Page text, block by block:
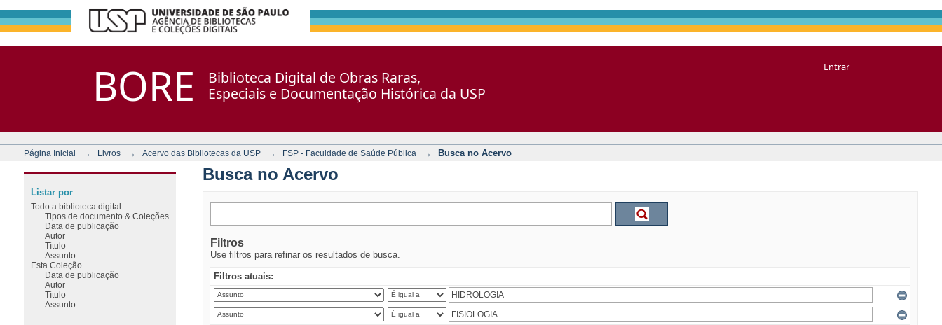
BORE
Biblioteca Digital de Obras Raras,
Especiais e Documentação Histórica da USP
Entrar
Página Inicial → Livros → Acervo das Bibliotecas da USP → FSP - Faculdade de Saúde Pública → Busca no Acervo
Busca no Acervo
Filtros
Use filtros para refinar os resultados de busca.
Filtros atuais:
Listar por
Todo a biblioteca digital
Tipos de documento & Coleções
Data de publicação
Autor
Título
Assunto
Esta Coleção
Data de publicação
Autor
Título
Assunto